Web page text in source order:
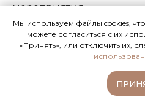
мероприятия
Ведущий на свадьбу
Мы используем файлы cookies,
можете согласиться с их
«Принять», или отключить их,